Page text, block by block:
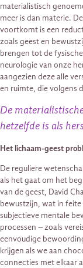
materialistisch
meer is dan materie.
voortkomt is een
zoals geest en
brengen tot de
neurologie van onze
aangezien deze alle
en ruimte, die volgens
De
hetzelfde is als
Het lichaam-geest
De reguliere
als het gaat om het
van de geest, David
bewustzijn, wat in
subjectieve mentale
processen – zoals
eenvoudige
krijgen als we aan
connecties met elkaar